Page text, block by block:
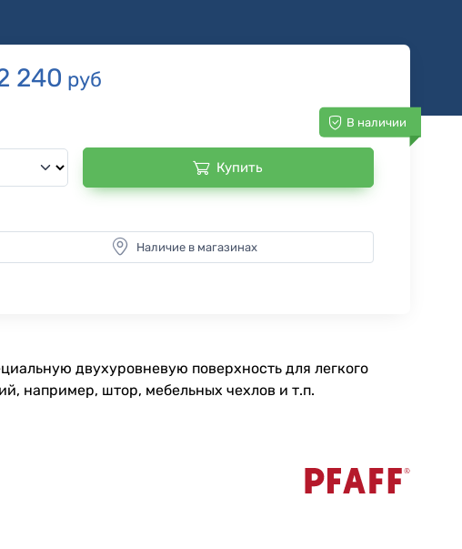
240 руб
В наличии
Купить
Наличие в магазинах
двухуровневую поверхность для легкого
например, штор, мебельных чехлов и т.п.